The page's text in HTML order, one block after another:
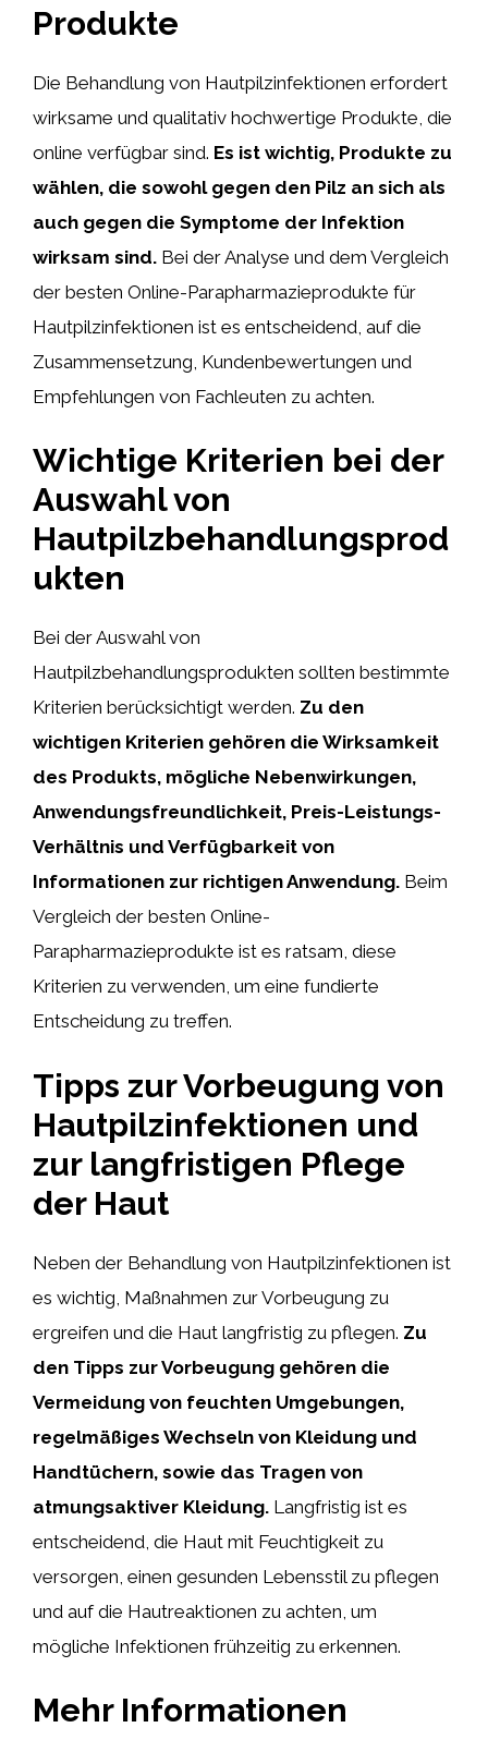
Produkte
Die Behandlung von Hautpilzinfektionen erfordert
wirksame und qualitativ hochwertige Produkte, die
online verfügbar sind. Es ist wichtig, Produkte zu
wählen, die sowohl gegen den Pilz an sich als
auch gegen die Symptome der Infektion
wirksam sind. Bei der Analyse und dem Vergleich
der besten Online-Parapharmazieprodukte für
Hautpilzinfektionen ist es entscheidend, auf die
Zusammensetzung, Kundenbewertungen und
Empfehlungen von Fachleuten zu achten.
Wichtige Kriterien bei der
Auswahl von
Hautpilzbehandlungsprod
ukten
Bei der Auswahl von
Hautpilzbehandlungsprodukten sollten bestimmte
Kriterien berücksichtigt werden. Zu den
wichtigen Kriterien gehören die Wirksamkeit
des Produkts, mögliche Nebenwirkungen,
Anwendungsfreundlichkeit, Preis-Leistungs-
Verhältnis und Verfügbarkeit von
Informationen zur richtigen Anwendung. Beim
Vergleich der besten Online-
Parapharmazieprodukte ist es ratsam, diese
Kriterien zu verwenden, um eine fundierte
Entscheidung zu treffen.
Tipps zur Vorbeugung von
Hautpilzinfektionen und
zur langfristigen Pflege
der Haut
Neben der Behandlung von Hautpilzinfektionen ist
es wichtig, Maßnahmen zur Vorbeugung zu
ergreifen und die Haut langfristig zu pflegen. Zu
den Tipps zur Vorbeugung gehören die
Vermeidung von feuchten Umgebungen,
regelmäßiges Wechseln von Kleidung und
Handtüchern, sowie das Tragen von
atmungsaktiver Kleidung. Langfristig ist es
entscheidend, die Haut mit Feuchtigkeit zu
versorgen, einen gesunden Lebensstil zu pflegen
und auf die Hautreaktionen zu achten, um
mögliche Infektionen frühzeitig zu erkennen.
Mehr Informationen